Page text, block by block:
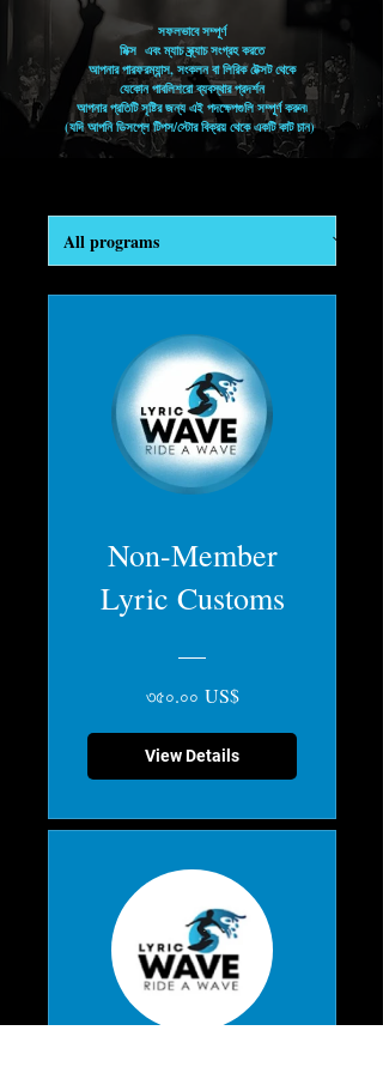
সফলভাবে সম্পূর্ণ
মিক্স এবং ম্যাচ স্ক্র্যাচ সংগ্রহ করতে
আপনার পারফরম্যান্স, সংকলন বা লিরিক টেক্সট থেকে
যেকোন পাবলিশরো ব্যবস্থার প্রদর্শন
আপনার প্রতিটি সৃষ্টির জন্য এই পদক্ষেপগুলি সম্পূর্ণ করুন৷
(যদি আপনি ডিসপ্লে টিপস/স্টোর বিক্রয় থেকে একটি কাট চান)
Non-Member
Lyric Customs
৩৫০.০০ US$
View Details